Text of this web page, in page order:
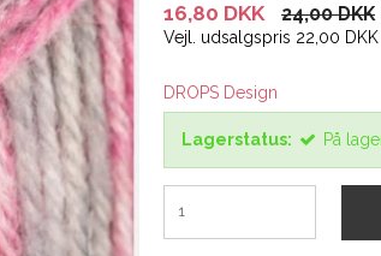
16,80 DKK 24,00 DKK
Vejl. udsalgspris 22,00 DKK
DROPS Design
Lagerstatus: På